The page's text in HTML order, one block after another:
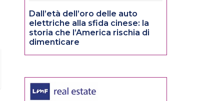
Dall’età dell’oro delle auto
elettriche alla sfida cinese: la
storia che l’America rischia di
dimenticare